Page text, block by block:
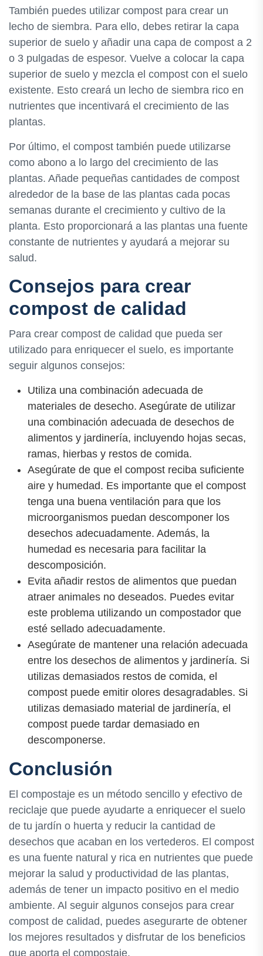
También puedes utilizar compost para crear un
lecho de siembra. Para ello, debes retirar la capa
superior de suelo y añadir una capa de compost a 2
o 3 pulgadas de espesor. Vuelve a colocar la capa
superior de suelo y mezcla el compost con el suelo
existente. Esto creará un lecho de siembra rico en
nutrientes que incentivará el crecimiento de las
plantas.
Por último, el compost también puede utilizarse
como abono a lo largo del crecimiento de las
plantas. Añade pequeñas cantidades de compost
alrededor de la base de las plantas cada pocas
semanas durante el crecimiento y cultivo de la
planta. Esto proporcionará a las plantas una fuente
constante de nutrientes y ayudará a mejorar su
salud.
Consejos para crear
compost de calidad
Para crear compost de calidad que pueda ser
utilizado para enriquecer el suelo, es importante
seguir algunos consejos:
Utiliza una combinación adecuada de
materiales de desecho. Asegúrate de utilizar
una combinación adecuada de desechos de
alimentos y jardinería, incluyendo hojas secas,
ramas, hierbas y restos de comida.
Asegúrate de que el compost reciba suficiente
aire y humedad. Es importante que el compost
tenga una buena ventilación para que los
microorganismos puedan descomponer los
desechos adecuadamente. Además, la
humedad es necesaria para facilitar la
descomposición.
Evita añadir restos de alimentos que puedan
atraer animales no deseados. Puedes evitar
este problema utilizando un compostador que
esté sellado adecuadamente.
Asegúrate de mantener una relación adecuada
entre los desechos de alimentos y jardinería. Si
utilizas demasiados restos de comida, el
compost puede emitir olores desagradables. Si
utilizas demasiado material de jardinería, el
compost puede tardar demasiado en
descomponerse.
Conclusión
El compostaje es un método sencillo y efectivo de
reciclaje que puede ayudarte a enriquecer el suelo
de tu jardín o huerta y reducir la cantidad de
desechos que acaban en los vertederos. El compost
es una fuente natural y rica en nutrientes que puede
mejorar la salud y productividad de las plantas,
además de tener un impacto positivo en el medio
ambiente. Al seguir algunos consejos para crear
compost de calidad, puedes asegurarte de obtener
los mejores resultados y disfrutar de los beneficios
que aporta el compostaje.